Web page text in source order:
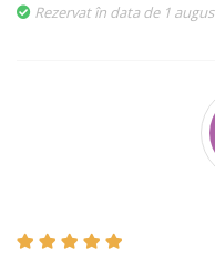
Rezervat în data de 1